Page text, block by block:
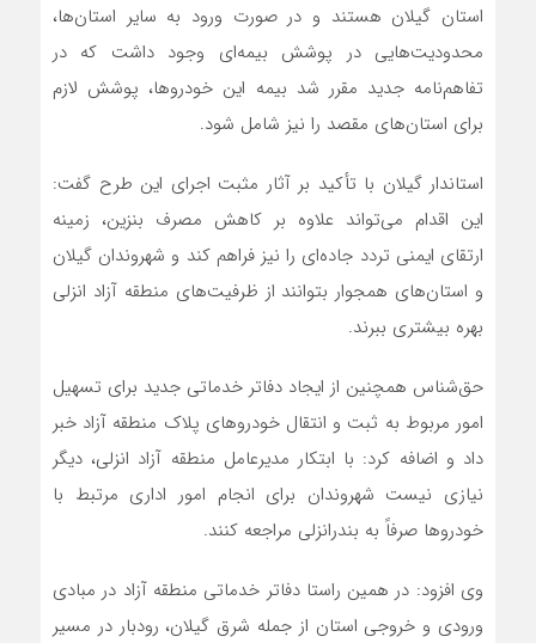
استان گیلان هستند و در صورت ورود به سایر استان‌ها،
محدودیت‌هایی در پوشش بیمه‌ای وجود داشت که در
تفاهم‌نامه جدید مقرر شد بیمه این خودروها، پوشش لازم
برای استان‌های مقصد را نیز شامل شود.
استاندار گیلان با تأکید بر آثار مثبت اجرای این طرح گفت:
این اقدام می‌تواند علاوه بر کاهش مصرف بنزین، زمینه
ارتقای ایمنی تردد جاده‌ای را نیز فراهم کند و شهروندان گیلان
و استان‌های همجوار بتوانند از ظرفیت‌های منطقه آزاد انزلی
بهره بیشتری ببرند.
حق‌شناس همچنین از ایجاد دفاتر خدماتی جدید برای تسهیل
امور مربوط به ثبت و انتقال خودروهای پلاک منطقه آزاد خبر
داد و اضافه کرد: با ابتکار مدیرعامل منطقه آزاد انزلی، دیگر
نیازی نیست شهروندان برای انجام امور اداری مرتبط با
خودروها صرفاً به بندرانزلی مراجعه کنند.
وی افزود: در همین راستا دفاتر خدماتی منطقه آزاد در مبادی
ورودی و خروجی استان از جمله شرق گیلان، رودبار در مسیر